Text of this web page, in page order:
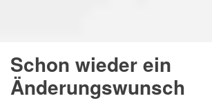
Schon wieder ein
Änderungswunsch